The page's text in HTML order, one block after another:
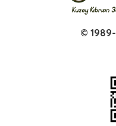
©